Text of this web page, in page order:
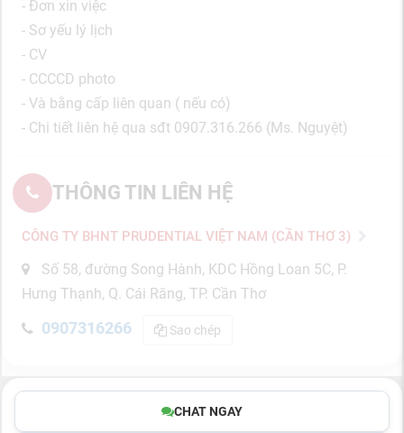
- Đơn xin việc
- Sơ yếu lý lịch
- CV
- CCCCD photo
- Và bằng cấp liên quan ( nếu có)
- Chi tiết liên hệ qua sđt 0907.316.266 (Ms. Nguyệt)
THÔNG TIN LIÊN HỆ
CÔNG TY BHNT PRUDENTIAL VIỆT NAM (CẦN THƠ 3)
Số 58, đường Song Hành, KDC Hồng Loan 5C, P.
Hưng Thạnh, Q. Cái Răng, TP. Cần Thơ
0907316266 Sao chép
CHAT NGAY